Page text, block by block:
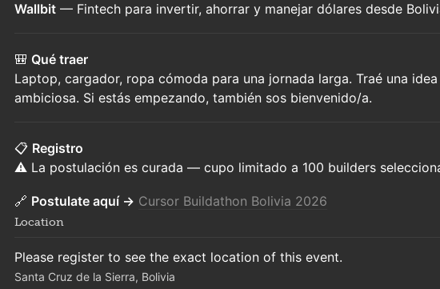
Wallbit — Fintech para invertir, ahorrar y manejar dólares desde
🎒 Qué traer
Laptop, cargador, ropa cómoda para una jornada larga. Traé una idea
ambiciosa. Si estás empezando, también sos bienvenido/a.
📋 Registro
⚠️ La postulación es curada — cupo limitado a 100 builders
🔗 Postulate aquí → Cursor Buildathon Bolivia 2026
Location
Please register to see the exact location of this event.
Santa Cruz de la Sierra, Bolivia